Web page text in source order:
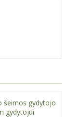
šeimos gydytojo
gydytojui.